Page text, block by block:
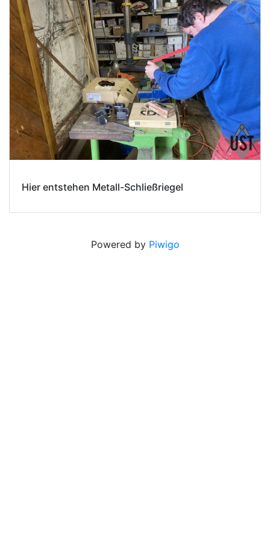
Hier entstehen Metall-Schließriegel
Powered by Piwigo